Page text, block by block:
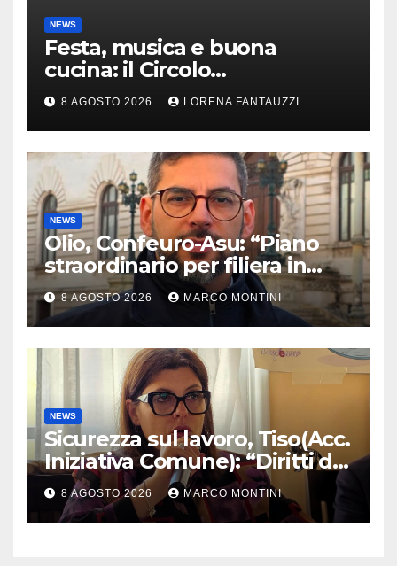
NEWS
Festa, musica e buona
cucina: il Circolo
Risorgimento di Gazzada si
accende d’estate
8 AGOSTO 2026 LORENA FANTAUZZI
NEWS
Olio, Confeuro-Asu: “Piano
straordinario per filiera in
Calabria: azioni da Regione e
Governo”
8 AGOSTO 2026 MARCO MONTINI
NEWS
Sicurezza sul lavoro, Tiso(Acc.
Iniziativa Comune): “Diritti da
tutelare ogni giorno”
8 AGOSTO 2026 MARCO MONTINI